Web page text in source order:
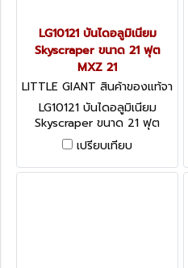
LG10121 บันไดอลูมิเนียม
Skyscraper ขนาด 21 ฟุต
MXZ 21
LITTLE GIANT สินค้าของแท้จา
กโรงงานผู้ผลิต LG10121
LG10121 บันไดอลูมิเนียม
Skyscraper ขนาด 21 ฟุต
MXZ 21
เปรียบเทียบ